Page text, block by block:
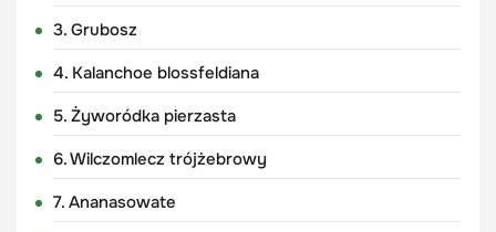
3. Grubosz
4. Kalanchoe blossfeldiana
5. Żyworódka pierzasta
6. Wilczomlecz trójżebrowy
7. Ananasowate